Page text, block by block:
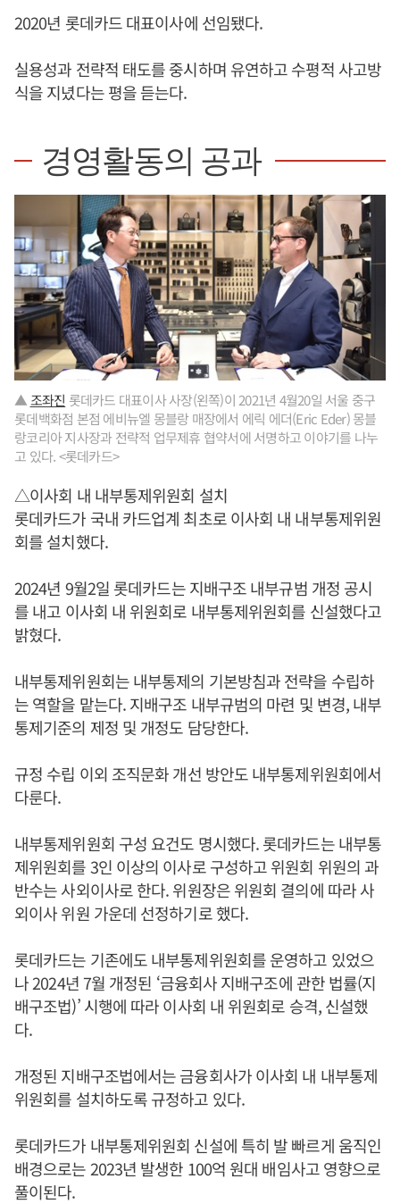
2020년 롯데카드 대표이사에 선임됐다.
실용성과 전략적 태도를 중시하며 유연하고 수평적 사고방
식을 지녔다는 평을 듣는다.
경영활동의 공과
▲조좌진 롯데카드 대표이사 사장(왼쪽)이 2021년 4월20일 서울 중구
롯데백화점 본점 에비뉴엘 몽블랑 매장에서 에릭 에더(Eric Eder) 몽블
랑코리아 지사장과 전략적 업무제휴 협약서에 서명하고 이야기를 나누
고 있다. <롯데카드>
△이사회 내 내부통제위원회 설치
롯데카드가 국내 카드업계 최초로 이사회 내 내부통제위원
회를 설치했다.
2024년 9월2일 롯데카드는 지배구조 내부규범 개정 공시
를 내고 이사회 내 위원회로 내부통제위원회를 신설했다고
밝혔다.
내부통제위원회는 내부통제의 기본방침과 전략을 수립하
는 역할을 맡는다. 지배구조 내부규범의 마련 및 변경, 내부
통제기준의 제정 및 개정도 담당한다.
규정 수립 이외 조직문화 개선 방안도 내부통제위원회에서
다룬다.
내부통제위원회 구성 요건도 명시했다. 롯데카드는 내부통
제위원회를 3인 이상의 이사로 구성하고 위원회 위원의 과
반수는 사외이사로 한다. 위원장은 위원회 결의에 따라 사
외이사 위원 가운데 선정하기로 했다.
롯데카드는 기존에도 내부통제위원회를 운영하고 있었으
나 2024년 7월 개정된 ‘금융회사 지배구조에 관한 법률(지
배구조법)’ 시행에 따라 이사회 내 위원회로 승격, 신설했
다.
개정된 지배구조법에서는 금융회사가 이사회 내 내부통제
위원회를 설치하도록 규정하고 있다.
롯데카드가 내부통제위원회 신설에 특히 발 빠르게 움직인
배경으로는 2023년 발생한 100억 원대 배임사고 영향으로
풀이된다.